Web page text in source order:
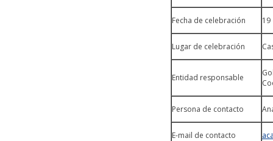
Fecha de celebración 19
Lugar de celebración
Entidad responsable
Persona de contacto
E-mail de contacto